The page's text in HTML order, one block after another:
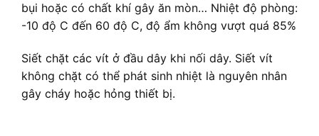
bụi hoặc có chất khí gây ăn mòn… Nhiệt độ phòng:
-10 độ C đến 60 độ C, độ ẩm không vượt quá 85%
Siết chặt các vít ở đầu dây khi nối dây. Siết vít
không chặt có thể phát sinh nhiệt là nguyên nhân
gây cháy hoặc hỏng thiết bị.